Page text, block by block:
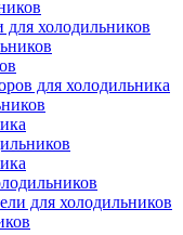
для холодильников
для холодильника
для холодильников